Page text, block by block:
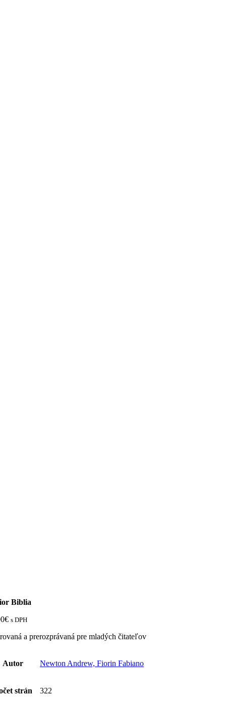
Biblia
€ s DPH
a prerozprávaná pre mladých čitateľov
Autor Newton Andrew, Fiorin Fabiano
strán 322